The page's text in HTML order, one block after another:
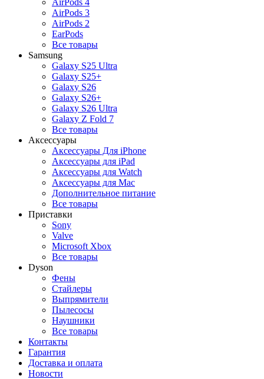
AirPods 4
AirPods 3
AirPods 2
EarPods
Все товары
Samsung
Galaxy S25 Ultra
Galaxy S25+
Galaxy S26
Galaxy S26+
Galaxy S26 Ultra
Galaxy Z Fold 7
Все товары
Аксессуары
Аксессуары Для iPhone
Аксессуары для iPad
Аксессуары для Watch
Аксессуары для Mac
Дополнительное питание
Все товары
Приставки
Sony
Valve
Microsoft Xbox
Все товары
Dyson
Фены
Стайлеры
Выпрямители
Пылесосы
Наушники
Все товары
Контакты
Гарантия
Доставка и оплата
Новости